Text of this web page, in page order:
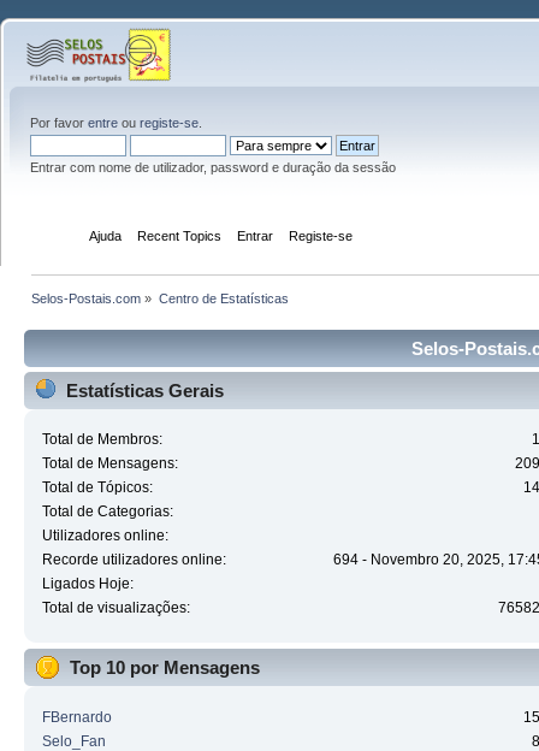
Por favor entre ou registe-se
Entrar com nome de utilizador, password e duração da sessão
Ajuda Recent Topics Entrar Registe-se
Selos-Postais.com » Centro de Estatísticas
Selos-
Estatísticas Gerais
Total de Membros:
Total de Mensagens:
Total de Tópicos:
Total de Categorias:
Utilizadores online:
Recorde utilizadores online:
694 - Novembro 20, 2025,
Ligados Hoje:
Total de visualizações:
Top 10 por Mensagens
FBernardo
Selo_Fan